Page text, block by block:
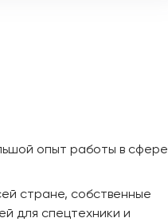
опыт работы в сфере
стране, собственные
для спецтехники и